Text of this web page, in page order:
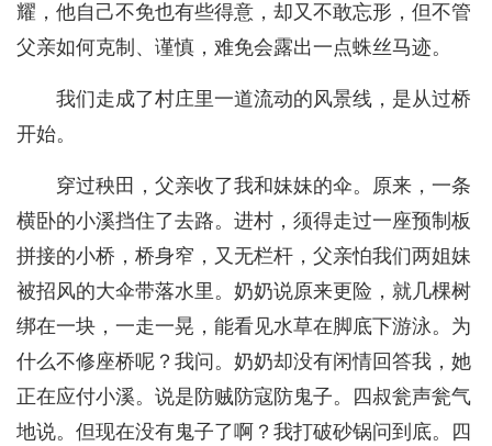
耀，他自己不免也有些得意，却又不敢忘形，但不管
父亲如何克制、谨慎，难免会露出一点蛛丝马迹。
我们走成了村庄里一道流动的风景线，是从过桥
开始。
穿过秧田，父亲收了我和妹妹的伞。原来，一条
横卧的小溪挡住了去路。进村，须得走过一座预制板
拼接的小桥，桥身窄，又无栏杆，父亲怕我们两姐妹
被招风的大伞带落水里。奶奶说原来更险，就几棵树
绑在一块，一走一晃，能看见水草在脚底下游泳。为
什么不修座桥呢？我问。奶奶却没有闲情回答我，她
正在应付小溪。说是防贼防寇防鬼子。四叔瓮声瓮气
地说。但现在没有鬼子了啊？我打破砂锅问到底。四